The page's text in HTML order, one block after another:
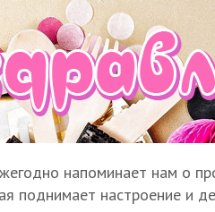
напоминает нам о
поднимает настроение и